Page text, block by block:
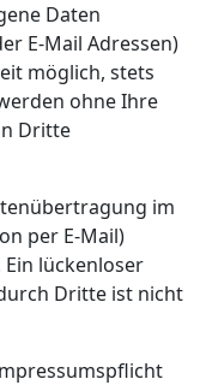
Daten
E-Mail Adressen)
möglich, stets
ohne Ihre
Dritte
im
per E-Mail)
lückenloser
Dritte ist nicht